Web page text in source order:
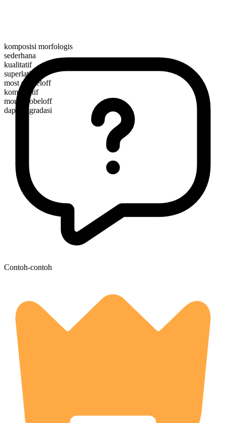
komposisi morfologis
sederhana
kualitatif
superlatif
most skobeloff
komparatif
more skobeloff
dapat digradasi
Contoh-contoh